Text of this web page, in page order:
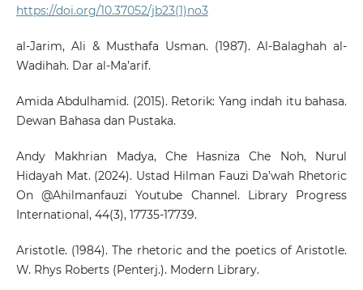
https://doi.org/10.37052/jb23(1)no3
al-Jarim, Ali & Musthafa Usman. (1987). Al-Balaghah al-
Wadihah. Dar al-Ma’arif.
Amida Abdulhamid. (2015). Retorik: Yang indah itu bahasa.
Dewan Bahasa dan Pustaka.
Andy Makhrian Madya, Che Hasniza Che Noh, Nurul
Hidayah Mat. (2024). Ustad Hilman Fauzi Da’wah Rhetoric
On @Ahilmanfauzi Youtube Channel. Library Progress
International, 44(3), 17735-17739.
Aristotle. (1984). The rhetoric and the poetics of Aristotle.
W. Rhys Roberts (Penterj.). Modern Library.